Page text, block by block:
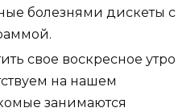
болезнями дискеты с
свое воскресное утро
на нашем
занимаются